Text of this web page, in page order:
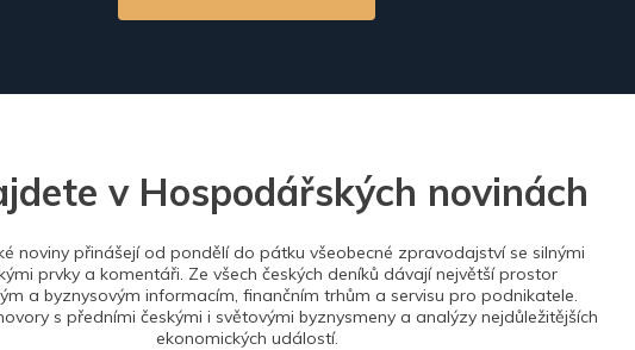
v Hospodářských novinách
noviny přinášejí od pondělí do pátku všeobecné zpravodajství se silnými
prvky a komentáři. Ze všech českých deníků dávají největší prostor
a byznysovým informacím, finančním trhům a servisu pro podnikatele.
s předními českými i světovými byznysmeny a analýzy nejdůležitějších
ekonomických událostí.